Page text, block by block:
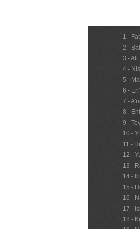
1 -
2 -
3 - Ali
4 -
5 -
6 -
7 -
8 -
9 -
10 -
11 -
12 -
13 -
14 -
15 -
16 -
17 -
18 -